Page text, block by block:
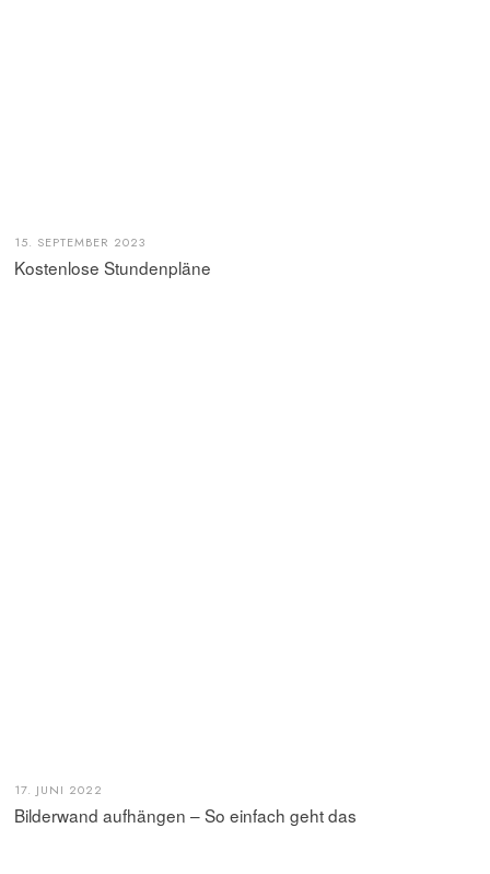
15. SEPTEMBER 2023
Kostenlose Stundenpläne
17. JUNI 2022
Bilderwand aufhängen – So einfach geht das